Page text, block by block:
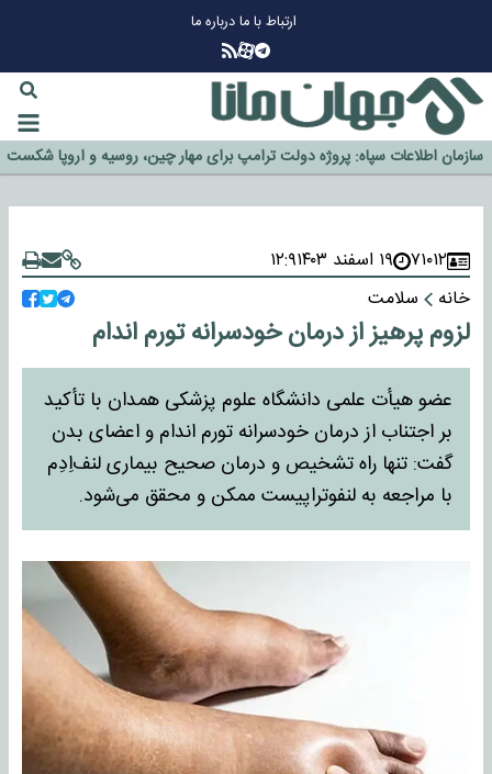
ارتباط با مادرباره ما
گزینه جدایی اوسمار روی میز مدیران پرسپولیس
آیا رئیس جمهور آمریکا قانون را دور می‌زند؟
اخراج رسمی چهره نامدار از پرسپولیس
سازمان اطلاعات سپاه: پروژه دولت ترامپ برای مهار چین، روسیه و اروپا شکست
خورد
۷۱۰۱۲ ۱۹ اسفند ۱۴۰۳
۱۲:۹
خانه
سلامت
لزوم پرهیز از درمان خودسرانه تورم اندام
عضو هیأت علمی دانشگاه علوم پزشکی همدان با تأکید
بر اجتناب از درمان خودسرانه تورم اندام و اعضای بدن
گفت: تنها راه تشخیص و درمان صحیح بیماری لنف‌اِدِم
با مراجعه به لنفوتراپیست ممکن و محقق می‌شود.